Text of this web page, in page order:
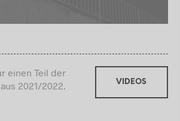
einen Teil der
2021/2022.
VIDEOS